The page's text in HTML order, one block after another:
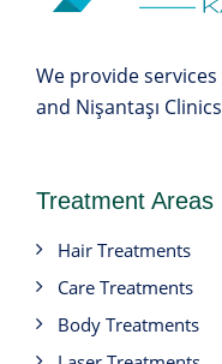
We provide
and Nişantaşı
Treatment Areas
Hair Treatments
Care Treatments
Body Treatments